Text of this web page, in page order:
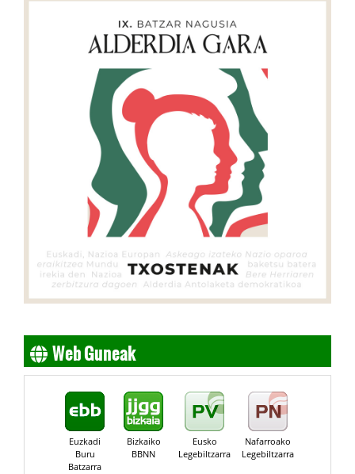
Web Guneak
Euzkadi
Buru
Batzarra
Bizkaiko
BBNN
Eusko
Legebiltzarra
Nafarroako
Legebiltzarra